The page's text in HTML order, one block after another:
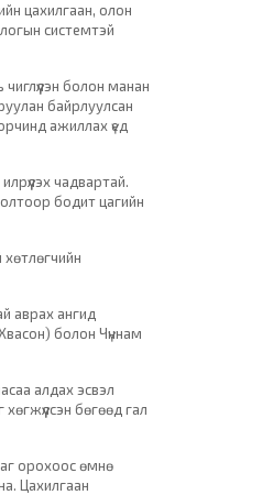
цахилгаан, олон
системтэй
болон манан
байрлуулсан
ажиллах үед
чадвартай.
бодит цагийн
аврах ангид
болон Чүннам
алдах эсвэл
бөгөөд гал
орохоос өмнө
Цахилгаан